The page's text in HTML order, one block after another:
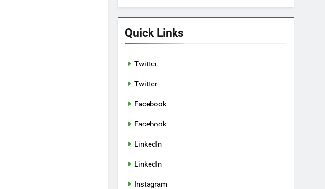
Quick Links
Twitter
Twitter
Facebook
Facebook
LinkedIn
LinkedIn
Instagram